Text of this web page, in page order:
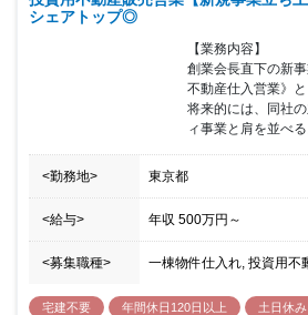
シェアトップ◎
【業務内容】
創業会長直下の新
不動産仕入営業》
将来的には、同社
ィ事業と肩を並べ
<勤務地> 東京都
<給与> 年収 500万円 ～
<募集職種> 一棟物件仕入れ, 投資用不
宅建不要 年間休日120日以上 土日休み